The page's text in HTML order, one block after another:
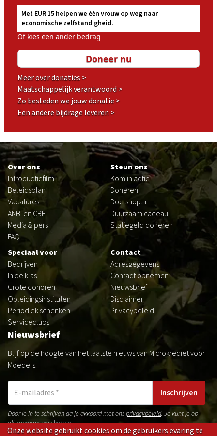
Met EUR 15 helpen we ėėn vrouw op weg naar
economische zelfstandigheid.
Of kies een ander bedrag
Meer over donaties >
Maatschappelijk verantwoord >
Zo besteden we jouw donatie >
Een andere bijdrage leveren >
Footer
Over ons
Introductiefilm
Beleidsplan
Vacatures
ANBI en CBF
Media & pers
FAQ
Steun ons
Kom in actie
Doneren
Doelshop.nl
Duurzaam cadeau
Statiegeld doneren
Speciaal voor
Bedrijven
In de klas
Grote donoren
Opleidingsinstituten
Periodiek schenken
Serviceclubs
Contact
Adresgegevens
Contact opnemen
Nieuwsbrief
Disclaimer
Privacybeleid
Nieuwsbrief
Blijf op de hoogte van het laatste nieuws van Microkrediet voor
Moeders.
Inschrijven
Door je in te schrijven ga je akkoord met onsprivacybeleid. Je kunt je op
elk moment uitschrijven.
Onze website gebruikt cookies om de gebruikers evaring te